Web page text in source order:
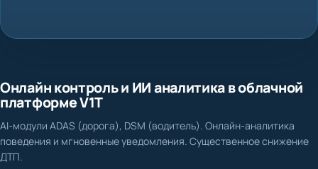
Онлайн контроль и ИИ аналитика в облачной
платформе V1T
поведения и мгновенные уведомления. Существенное снижение
ДТП.